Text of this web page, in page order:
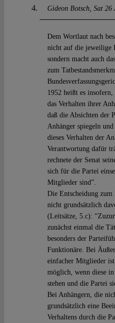
Gideon Botsch Sat 26
Dem Wortlaut nach
nicht auf die jeweilige
sondern macht auch
zum
1952 heißt es
das Verhalten ihrer
daß die Absichten der
Anhänger spiegeln
dieses Verhalten der
Verantwortung dafür
rechnete der Senat
sich für die Partei
Mitglieder sind”.
Die Entscheidung
nicht grundsätzlich
(Leitsätze, 5.c):
zunächst einmal die
besonders der
Funktionäre. Bei
einfacher Mitglieder
möglich, wenn diese
stehen und die Partei
Bei Anhängern, die
grundsätzlich eine
Verhaltens durch die